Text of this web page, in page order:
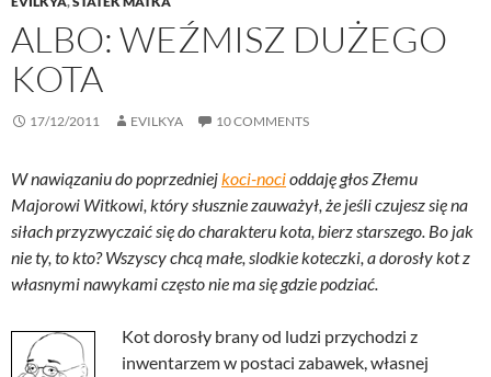
ALBO: WEŹMISZ DUŻEGO
KOTA
17/12/2011 EVILKYA 10 COMMENTS
W nawiązaniu do poprzedniejkoci-nocioddaję głos Złemu
Majorowi Witkowi, który słusznie zauważył, że jeśli czujesz się na
siłach przyzwyczaić się do charakteru kota, bierz starszego. Bo jak
nie ty, to kto? Wszyscy chcą małe, slodkie koteczki, a dorosły kot z
własnymi nawykami często nie ma się gdzie podziać.
Kot dorosły brany od ludzi przychodzi z
inwentarzem w postaci zabawek, własnej